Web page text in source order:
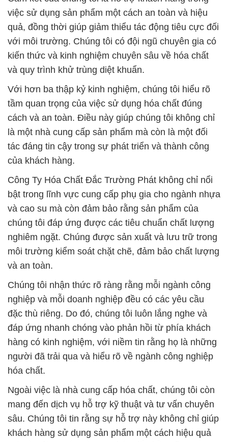
việc sử dụng sản phẩm một cách an toàn và hiệu
quả, đồng thời giúp giảm thiểu tác động tiêu cực đối
với môi trường. Chúng tôi có đội ngũ chuyên gia có
kiến thức và kinh nghiệm chuyên sâu về hóa chất
và quy trình khử trùng diệt khuẩn.
Với hơn ba thập kỷ kinh nghiệm, chúng tôi hiểu rõ
tầm quan trọng của việc sử dụng hóa chất đúng
cách và an toàn. Điều này giúp chúng tôi không chỉ
là một nhà cung cấp sản phẩm mà còn là một đối
tác đáng tin cậy trong sự phát triển và thành công
của khách hàng.
Công Ty Hóa Chất Đắc Trường Phát không chỉ nổi
bật trong lĩnh vực cung cấp phụ gia cho ngành nhựa
và cao su mà còn đảm bảo rằng sản phẩm của
chúng tôi đáp ứng được các tiêu chuẩn chất lượng
nghiêm ngặt. Chúng được sản xuất và lưu trữ trong
môi trường kiểm soát chặt chẽ, đảm bảo chất lượng
và an toàn.
Chúng tôi nhận thức rõ ràng rằng mỗi ngành công
nghiệp và mỗi doanh nghiệp đều có các yêu cầu
đặc thù riêng. Do đó, chúng tôi luôn lắng nghe và
đáp ứng nhanh chóng vào phản hồi từ phía khách
hàng có kinh nghiệm, với niềm tin rằng họ là những
người đã trải qua và hiểu rõ về ngành công nghiệp
hóa chất.
Ngoài việc là nhà cung cấp hóa chất, chúng tôi còn
mang đến dịch vụ hỗ trợ kỹ thuật và tư vấn chuyên
sâu. Chúng tôi tin rằng sự hỗ trợ này không chỉ giúp
khách hàng sử dụng sản phẩm một cách hiệu quả